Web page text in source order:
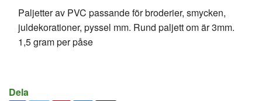
Paljetter av PVC passande för broderier, smycken,
juldekorationer, pyssel mm. Rund paljett om är 3mm.
1,5 gram per påse
Dela